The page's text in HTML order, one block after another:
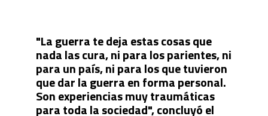
"La guerra te deja estas cosas que
nada las cura, ni para los parientes, ni
para un país, ni para los que tuvieron
que dar la guerra en forma personal.
Son experiencias muy traumáticas
para toda la sociedad", concluyó el